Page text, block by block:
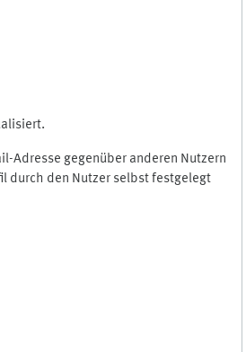
Adresse gegenüber anderen Nutzern
durch den Nutzer selbst festgelegt